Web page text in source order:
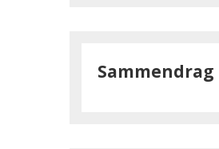
Sammendrag